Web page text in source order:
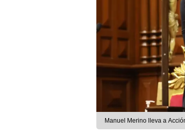
Manuel Merino lleva a